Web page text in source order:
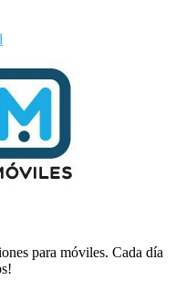
para móviles. Cada día